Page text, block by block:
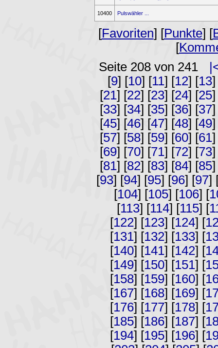
10400 Pulswähler ...
[Favoriten] [Punkte] [
[
Seite 208 von 241
[9] [10] [11] [12] [13]
[21] [22] [23] [24] [25]
[33] [34] [35] [36] [37]
[45] [46] [47] [48] [49]
[57] [58] [59] [60] [61]
[69] [70] [71] [72] [73]
[81] [82] [83] [84] [85]
[93] [94] [95] [96] [97]
[104] [105] [106] [
[113] [114] [115] [
[122] [123] [124] [
[131] [132] [133] [
[140] [141] [142] [
[149] [150] [151] [
[158] [159] [160] [
[167] [168] [169] [
[176] [177] [178] [
[185] [186] [187] [
[194] [195] [196] [